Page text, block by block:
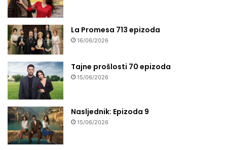
La Promesa 713 epizoda
16/06/2026
Tajne prošlosti 70 epizoda
15/06/2026
Nasljednik: Epizoda 9
15/06/2026